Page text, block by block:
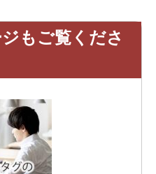
もご覧くださ